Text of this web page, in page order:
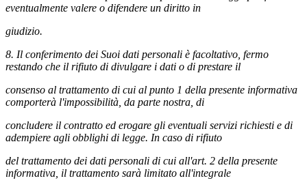
eventualmente valere o difendere un diritto in
giudizio.
8. Il conferimento dei Suoi dati personali è facoltativo, fermo
restando che il rifiuto di divulgare i dati o di prestare il
consenso al trattamento di cui al punto 1 della presente informativa
comporterà l'impossibilità, da parte nostra, di
concludere il contratto ed erogare gli eventuali servizi richiesti e di
adempiere agli obblighi di legge. In caso di rifiuto
del trattamento dei dati personali di cui all'art. 2 della presente
informativa, il trattamento sarà limitato all'integrale